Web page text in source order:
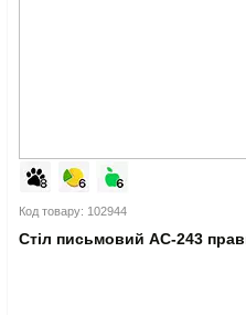
Код товару: 102944
Стіл письмовий АС-243